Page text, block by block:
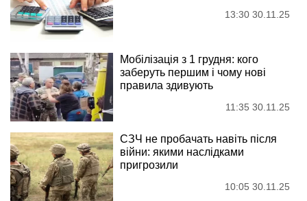
13:30 30.11.25
Мобілізація з 1 грудня: кого
заберуть першим і чому нові
правила здивують
11:35 30.11.25
СЗЧ не пробачать навіть після
війни: якими наслідками
пригрозили
10:05 30.11.25